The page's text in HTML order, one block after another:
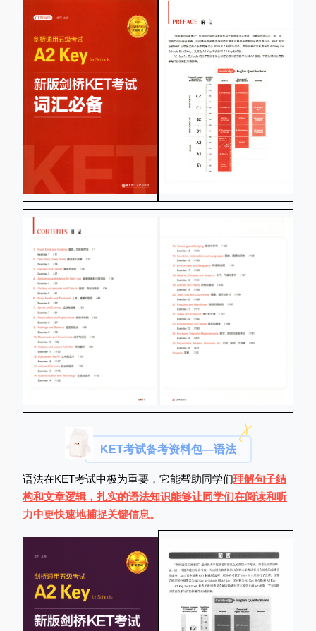
KET考试备考资料包—语法
语法在KET考试中极为重要，它能帮助同学们理解句子结
构和文章逻辑，扎实的语法知识能够让同学们在阅读和听
力中更快速地捕捉关键信息。